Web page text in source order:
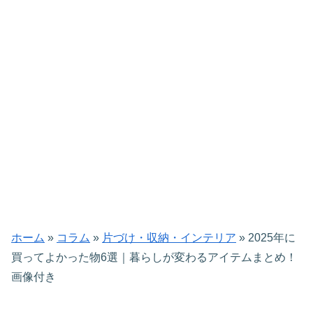
ホーム » コラム » 片づけ・収納・インテリア » 2025年に
買ってよかった物6選｜暮らしが変わるアイテムまとめ！
画像付き